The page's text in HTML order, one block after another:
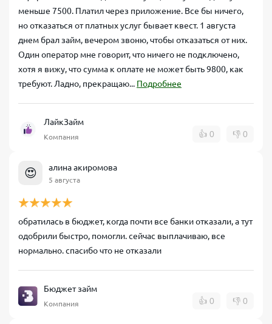
меньше 7500. Платил через приложение. Все бы ничего,
но отказаться от платных услуг бывает квест. 1 августа
днем брал займ, вечером звоню, чтобы отказаться от них.
Один оператор мне говорит, что ничего не подключено,
хотя я вижу, что сумма к оплате не может быть 9800, как
требуют. Ладно, прекращаю... Подробнее
ЛайкЗайм
Компания 👍 0 👎 0
😍 алина акиромова
5 августа
обратилась в бюджет, когда почти все банки отказали, а тут
одобрили быстро, помогли. сейчас выплачиваю, все
нормально. спасибо что не отказали
Бюджет займ
Компания 👍 0 👎 0